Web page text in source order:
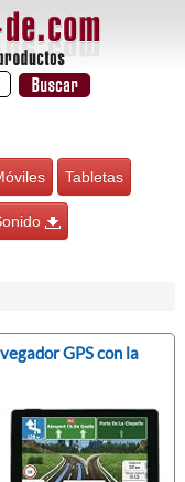
Tabletas
GPS con la